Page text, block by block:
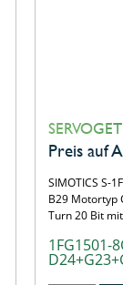
Preis auf
SIMOTICS S-
B29 Motortyp
Turn 20 Bit
1FG1501-